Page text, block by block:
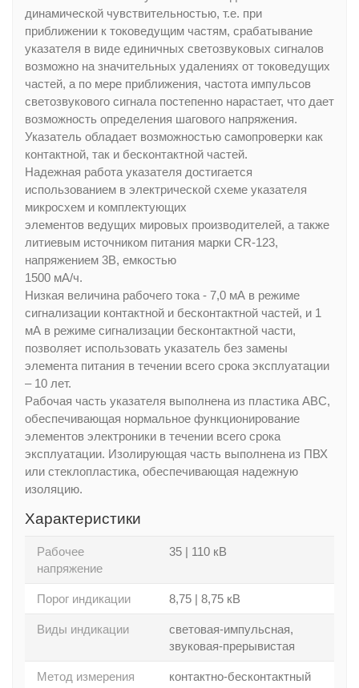
динамической чувствительностью, т.е. при
приближении к токоведущим частям, срабатывание
указателя в виде единичных светозвуковых сигналов
возможно на значительных удалениях от токоведущих
частей, а по мере приближения, частота импульсов
светозвукового сигнала постепенно нарастает, что дает
возможность определения шагового напряжения.
Указатель обладает возможностью самопроверки как
контактной, так и бесконтактной частей.
Надежная работа указателя достигается
использованием в электрической схеме указателя
микросхем и комплектующих
элементов ведущих мировых производителей, а также
литиевым источником питания марки CR-123,
напряжением 3В, емкостью
1500 мА/ч.
Низкая величина рабочего тока - 7,0 мА в режиме
сигнализации контактной и бесконтактной частей, и 1
мА в режиме сигнализации бесконтактной части,
позволяет использовать указатель без замены
элемента питания в течении всего срока эксплуатации
– 10 лет.
Рабочая часть указателя выполнена из пластика АВС,
обеспечивающая нормальное функционирование
элементов электроники в течении всего срока
эксплуатации. Изолирующая часть выполнена из ПВХ
или стеклопластика, обеспечивающая надежную
изоляцию.
Характеристики
Рабочее
напряжение
35 | 110 кВ
Порог индикации 8,75 | 8,75 кВ
Виды индикации
световая-импульсная,
звуковая-прерывистая
Метод измерения контактно-бесконтактный